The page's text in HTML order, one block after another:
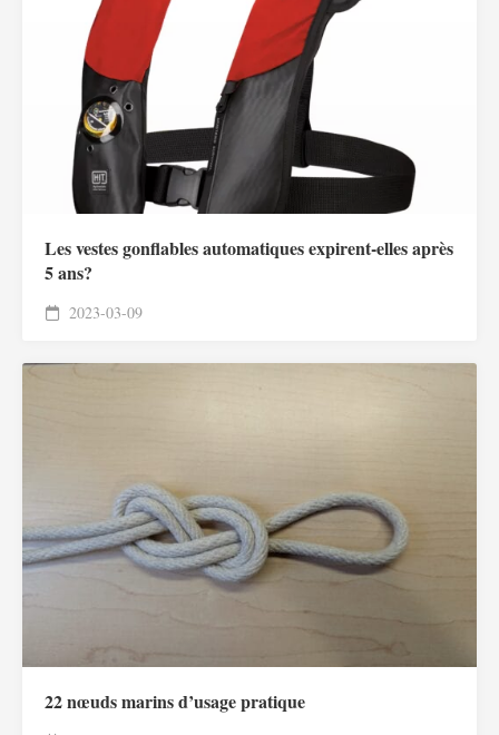
Les vestes gonflables automatiques expirent-elles après
5 ans?
2023-03-09
22 nœuds marins d’usage pratique